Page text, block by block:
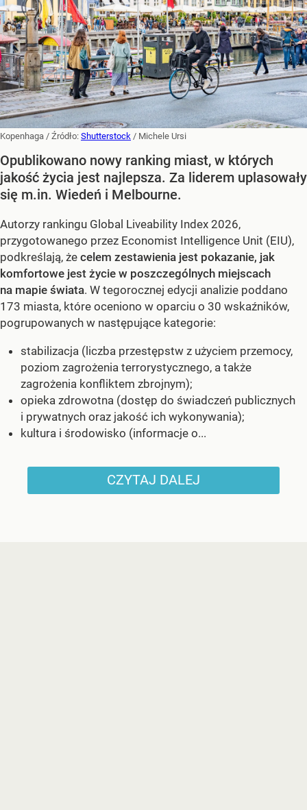
Kopenhaga / Źródło: Shutterstock / Michele Ursi
Opublikowano nowy ranking miast, w których
jakość życia jest najlepsza. Za liderem uplasowały
się m.in. Wiedeń i Melbourne.
Autorzy rankingu Global Liveability Index 2026,
przygotowanego przez Economist Intelligence Unit (EIU),
podkreślają, że celem zestawienia jest pokazanie, jak
komfortowe jest życie w poszczególnych miejscach
na mapie świata. W tegorocznej edycji analizie poddano
173 miasta, które oceniono w oparciu o 30 wskaźników,
pogrupowanych w następujące kategorie:
stabilizacja (liczba przestępstw z użyciem przemocy,
poziom zagrożenia terrorystycznego, a także
zagrożenia konfliktem zbrojnym);
opieka zdrowotna (dostęp do świadczeń publicznych
i prywatnych oraz jakość ich wykonywania);
kultura i środowisko (informacje o...
CZYTAJ DALEJ